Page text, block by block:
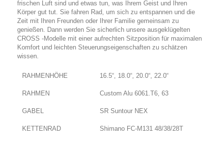
frischen Luft sind und etwas tun, was Ihrem Geist und Ihren
Körper gut tut. Sie fahren Rad, um sich zu entspannen und die
Zeit mit Ihren Freunden oder Ihrer Familie gemeinsam zu
genießen. Dann werden Sie sicherlich unsere ausgeklügelten
CROSS -Modelle mit einer aufrechten Sitzposition für maximalen
Komfort und leichten Steuerungseigenschaften zu schätzen
wissen.
RAHMENHÖHE 16.5“, 18.0“, 20.0“, 22.0“
RAHMEN Custom Alu 6061.T6, 63
GABEL SR Suntour NEX
KETTENRAD Shimano FC-M131 48/38/28T